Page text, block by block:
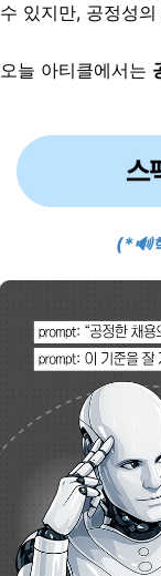
수 있지만, 공정성
오늘 아티클에서는
(*🔊